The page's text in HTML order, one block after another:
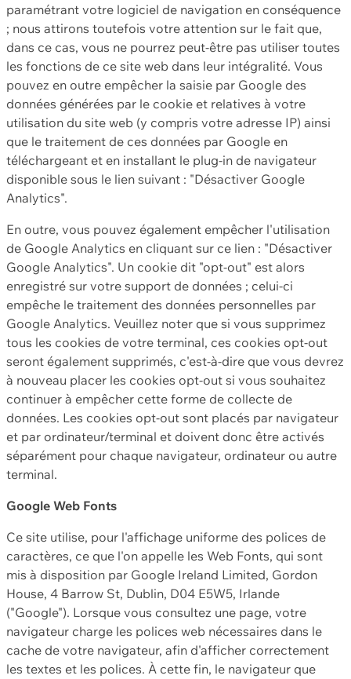
paramétrant votre logiciel de navigation en conséquence
; nous attirons toutefois votre attention sur le fait que,
dans ce cas, vous ne pourrez peut-être pas utiliser toutes
les fonctions de ce site web dans leur intégralité. Vous
pouvez en outre empêcher la saisie par Google des
données générées par le cookie et relatives à votre
utilisation du site web (y compris votre adresse IP) ainsi
que le traitement de ces données par Google en
téléchargeant et en installant le plug-in de navigateur
disponible sous le lien suivant : "Désactiver Google
Analytics".
En outre, vous pouvez également empêcher l'utilisation
de Google Analytics en cliquant sur ce lien : "Désactiver
Google Analytics". Un cookie dit "opt-out" est alors
enregistré sur votre support de données ; celui-ci
empêche le traitement des données personnelles par
Google Analytics. Veuillez noter que si vous supprimez
tous les cookies de votre terminal, ces cookies opt-out
seront également supprimés, c'est-à-dire que vous devrez
à nouveau placer les cookies opt-out si vous souhaitez
continuer à empêcher cette forme de collecte de
données. Les cookies opt-out sont placés par navigateur
et par ordinateur/terminal et doivent donc être activés
séparément pour chaque navigateur, ordinateur ou autre
terminal.
Google Web Fonts
Ce site utilise, pour l'affichage uniforme des polices de
caractères, ce que l'on appelle les Web Fonts, qui sont
mis à disposition par Google Ireland Limited, Gordon
House, 4 Barrow St, Dublin, D04 E5W5, Irlande
("Google"). Lorsque vous consultez une page, votre
navigateur charge les polices web nécessaires dans le
cache de votre navigateur, afin d'afficher correctement
les textes et les polices. À cette fin, le navigateur que